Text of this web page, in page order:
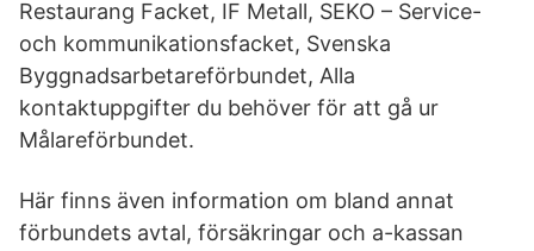
Restaurang Facket, IF Metall, SEKO – Service-
och kommunikationsfacket, Svenska
Byggnadsarbetareförbundet, Alla
kontaktuppgifter du behöver för att gå ur
Målareförbundet.
Här finns även information om bland annat
förbundets avtal, försäkringar och a-kassan